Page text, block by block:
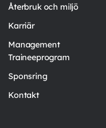
Återbruk och miljö
Karriär
Management
Traineeprogram
Sponsring
Kontakt